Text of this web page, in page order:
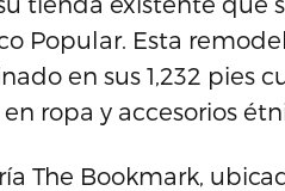
Popular. Esta
en sus 1,232 pies
ropa y accesorios
The Bookmark,